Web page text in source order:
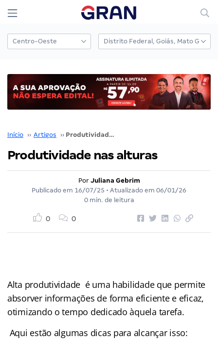
Início ›› Artigos ›› Produtividade nas alturas
Produtividade nas alturas
Por Juliana Gebrim
Publicado em 16/07/25 • Atualizado em 06/01/26
0 min. de leitura
0 0
Alta produtividade é uma habilidade que permite
absorver informações de forma eficiente e eficaz,
otimizando o tempo dedicado àquela tarefa.
Aqui estão algumas dicas para alcançar isso: